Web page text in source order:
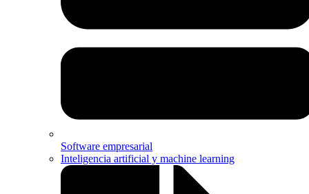
Software empresarial
Inteligencia artificial y machine learning